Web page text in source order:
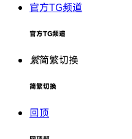
官方TG频道
官方TG频道
繁简繁切换
简繁切换
回顶